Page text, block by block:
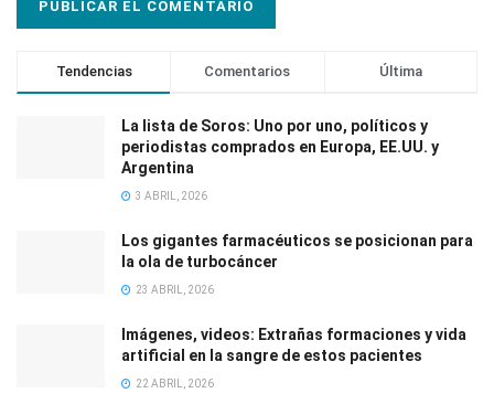
Tendencias Comentarios Última
La lista de Soros: Uno por uno, políticos y
periodistas comprados en Europa, EE.UU. y
Argentina
3 ABRIL, 2026
Los gigantes farmacéuticos se posicionan para
la ola de turbocáncer
23 ABRIL, 2026
Imágenes, videos: Extrañas formaciones y vida
artificial en la sangre de estos pacientes
22 ABRIL, 2026